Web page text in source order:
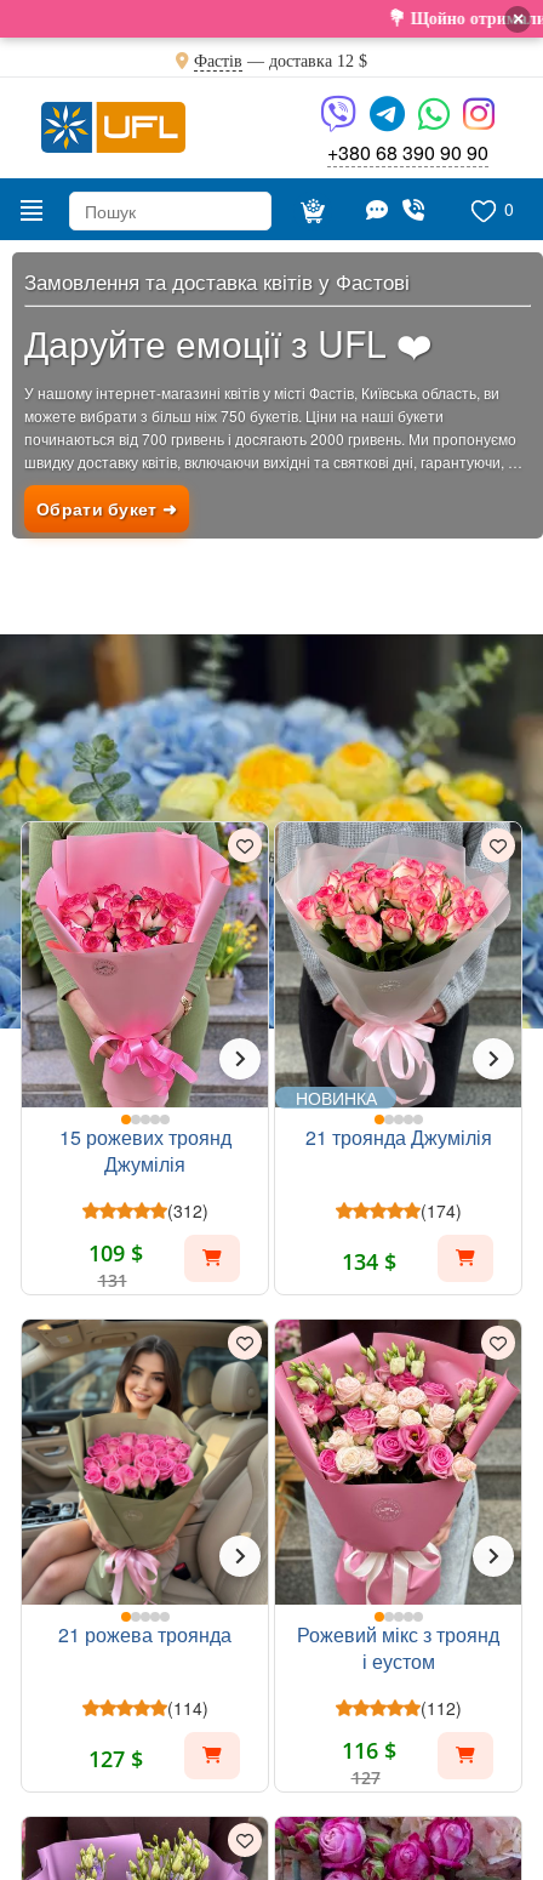
💐 Щойно отримали свіжу поставку.×
Фастів — доставка 12 $
+380 68 390 90 90
0
Замовлення та доставка квітів у Фастові
Даруйте емоції з UFL ❤️
У нашому інтернет-магазині квітів у місті Фастів, Київська область, ви
можете вибрати з більш ніж 750 букетів. Ціни на наші букети
починаються від 700 гривень і досягають 2000 гривень. Ми пропонуємо
швидку доставку квітів, включаючи вихідні та святкові дні, гарантуючи, що
ваші замовлення завжди...
Обрати букет ➜
Київська область Доставка квітів Фастів
РОЖЕВІ БУКЕТИ ДЛЯ НЕЇ В ФАСТІВ
Всі рожеві букети
15 рожевих троянд
Джумілія
(312)
109 $
131
НОВИНКА
21 троянда Джумілія
(174)
134 $
21 рожева троянда
(114)
127 $
Рожевий мікс з троянд
і еустом
(112)
116 $
127